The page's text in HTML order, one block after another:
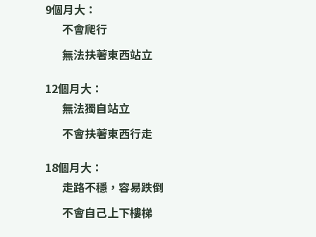
9個月大：
不會爬行
無法扶著東西站立
12個月大：
無法獨自站立
不會扶著東西行走
18個月大：
走路不穩，容易跌倒
不會自己上下樓梯